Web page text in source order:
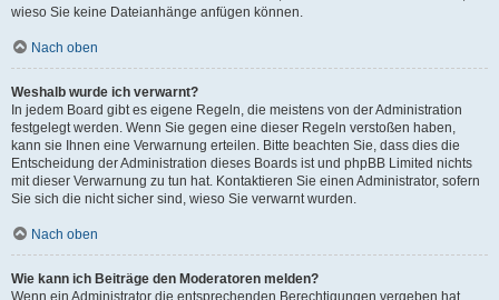
wieso Sie keine Dateianhänge anfügen können.
Nach oben
Weshalb wurde ich verwarnt?
In jedem Board gibt es eigene Regeln, die meistens von der Administration
festgelegt werden. Wenn Sie gegen eine dieser Regeln verstoßen haben,
kann sie Ihnen eine Verwarnung erteilen. Bitte beachten Sie, dass dies die
Entscheidung der Administration dieses Boards ist und phpBB Limited nichts
mit dieser Verwarnung zu tun hat. Kontaktieren Sie einen Administrator, sofern
Sie sich die nicht sicher sind, wieso Sie verwarnt wurden.
Nach oben
Wie kann ich Beiträge den Moderatoren melden?
Wenn ein Administrator die entsprechenden Berechtigungen vergeben hat,